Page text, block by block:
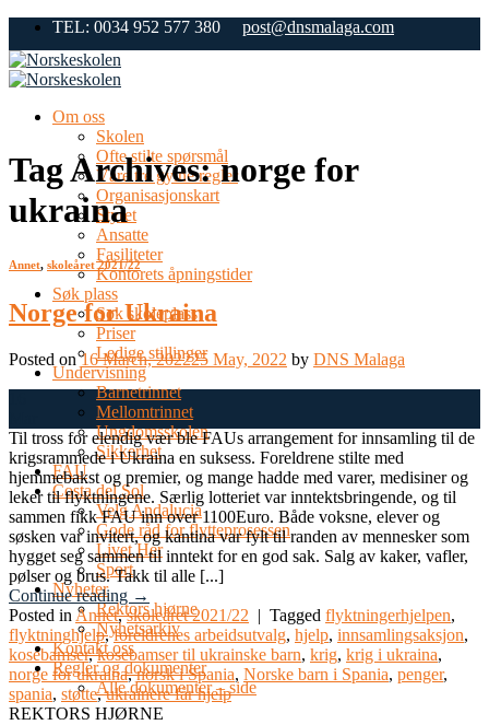
Skip
content
TEL: 0034 952 577 380 post@dnsmalaga.com
Om oss
Skolen
Ofte stilte spørsmål
Våre tre gylne regler
Organisasjonskart
Styret
Ansatte
Fasiliteter
Kontorets åpningstider
Søk plass
Søk skoleplass
Priser
Ledige stillinger
Undervisning
Barnetrinnet
Mellomtrinnet
Ungdomsskolen
Sikkerhet
FAU
Costa del Sol
Velg Andalucia
Gode råd for flytteprosessen
Livet Her
Sport
Nyheter
Rektors hjørne
Nyhetsarkiv
Kontakt oss
Regler og dokumenter
Alle dokumenter – side
Tag Archives:norge for
ukraina
Annet, skoleåret 2021/22
Norge for Ukraina
Posted on16 March, 202225 May, 2022 by DNS Malaga
Til tross for elendig vær ble FAUs arrangement for innsamling til de
krigsrammede i Ukraina en suksess. Foreldrene stilte med
hjemmebakst og premier, og mange hadde med varer, medisiner og
leker til flyktningene. Særlig lotteriet var inntektsbringende, og til
sammen fikk FAU inn over 1100Euro. Både voksne, elever og
søsken var invitert, og kantina var fylt til randen av mennesker som
hygget seg sammen til inntekt for en god sak. Salg av kaker, vafler,
pølser og brus. Takk til alle [...]
Continue reading →
Posted in Annet,skoleåret 2021/22 | Tagged flyktningerhjelpen,
flyktninghjelp,foreldrenes arbeidsutvalg, hjelp, innsamlingsaksjon,
kosebamser,kosebamser til ukrainske barn, krig, krig i ukraina,
norge for ukraina,norsk i Spania, Norske barn i Spania, penger,
spania, støtte,ukrainere får hjelp
REKTORS HJØRNE